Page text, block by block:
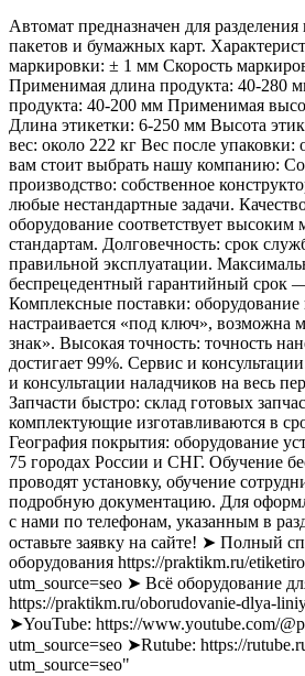
Автомат предназначен для
пакетов и бумажных карт.
маркировки: ± 1 мм Скорость
Применимая длина продукта: 40-280
продукта: 40-200 мм Применимая
Длина этикетки: 6-250 мм Высота
вес: около 222 кг Вес после
вам стоит выбрать нашу компанию:
производство: собственное
любые нестандартные задачи.
оборудование соответствует
стандартам. Долговечность: срок
правильной эксплуатации.
беспрецедентный гарантийный срок
Комплексные поставки: оборудование
настраивается «под ключ», возможна
знак». Высокая точность: точность
достигает 99%. Сервис и
и консультации наладчиков на весь
Запчасти быстро: склад готовых
комплектующие изготавливаются в
География покрытия: оборудование
75 городах России и СНГ. Обучение
проводят установку, обучение
подробную документацию. Для
с нами по телефонам, указанным в
оставьте заявку на сайте! ➤ Полный
оборудования https://praktikm.ru/
utm_source=seo ➤ Всё оборудование
https://praktikm.ru/oborudovanie-dlya-
➤YouTube: https://www.youtube.com/
utm_source=seo ➤Rutube: https://
utm_source=seo"